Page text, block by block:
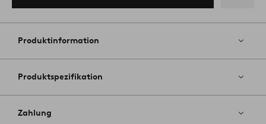
Favoriten
Produktinformation
Produktspezifikation
Zahlung